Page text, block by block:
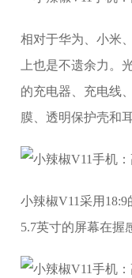
相对于华为、小米
上也是不遗余力。
的充电器、充电线
膜、透明保护壳和
小辣椒V11采用
5.7英寸的屏幕在握